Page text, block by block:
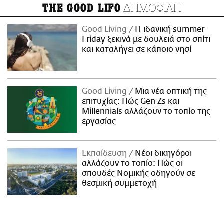
THE GOOD LIFO ΔΗΜΟΦΙΛΗ
Good Living
Η ιδανική summer
Friday ξεκινά με δουλειά στο σπίτι
και καταλήγει σε κάποιο νησί
Good Living
Μια νέα οπτική της
επιτυχίας: Πώς Gen Zs και
Millennials αλλάζουν το τοπίο της
εργασίας
Εκπαίδευση
Νέοι δικηγόροι
αλλάζουν το τοπίο: Πώς οι
σπουδές Νομικής οδηγούν σε
θεσμική συμμετοχή